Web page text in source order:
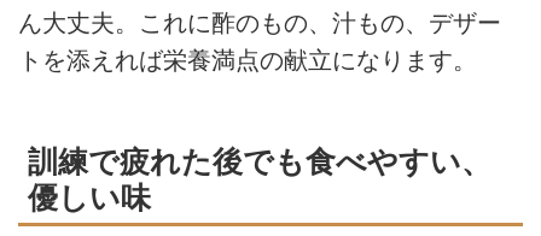
ん大丈夫。これに酢のもの、汁もの、デザー
トを添えれば栄養満点の献立になります。
訓練で疲れた後でも食べやすい、
優しい味